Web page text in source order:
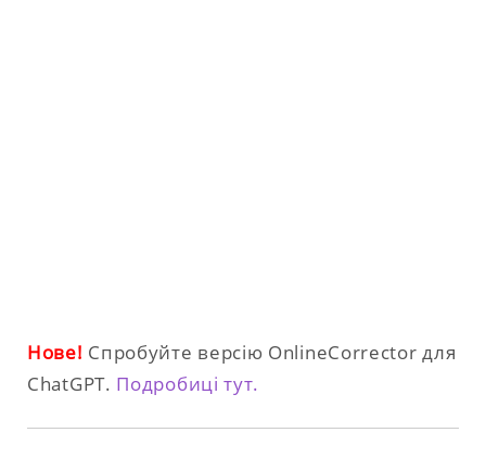
Нове! Спробуйте версію OnlineCorrector для
ChatGPT. Подробиці тут.